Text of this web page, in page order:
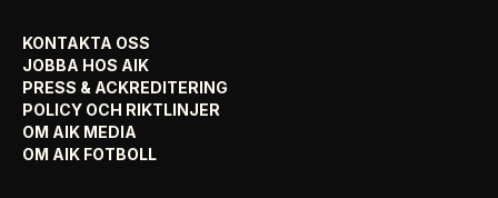
KONTAKTA OSS
JOBBA HOS AIK
PRESS & ACKREDITERING
POLICY OCH RIKTLINJER
OM AIK MEDIA
OM AIK FOTBOLL